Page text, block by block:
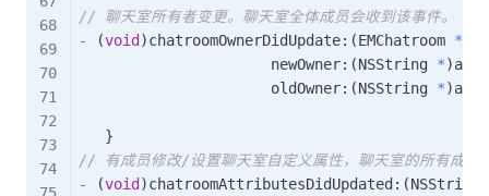
// 聊天室所有者变更。聊天室全体成员会收到该事件。
-
(void )chatroomOwnerDidUpdate: (EMChatroom *
                      newOwner
: (NSString *)
                      oldOwner
: (NSString *)
}
// 有成员修改/设置聊天室自定义属性，聊天室的所有成员
-
(void )chatroomAttributesDidUpdated : (NSString